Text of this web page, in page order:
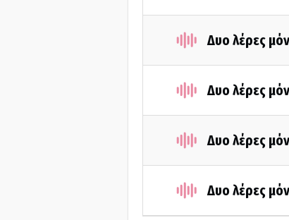
Δυο λέρες
Δυο λέρες
Δυο λέρες
Δυο λέρες